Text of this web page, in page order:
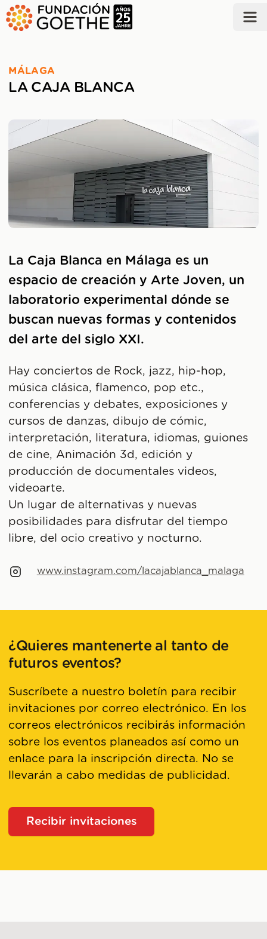
SALTAR AL CONTENIDO PRINCIPAL
MÁLAGA
LA CAJA BLANCA
La Caja Blanca en Málaga es un
espacio de creación y Arte Joven, un
laboratorio experimental dónde se
buscan nuevas formas y contenidos
del arte del siglo XXI.
Hay conciertos de Rock, jazz, hip-hop,
música clásica, flamenco, pop etc.,
conferencias y debates, exposiciones y
cursos de danzas, dibujo de cómic,
interpretación, literatura, idiomas, guiones
de cine, Animación 3d, edición y
producción de documentales videos,
videoarte.
Un lugar de alternativas y nuevas
posibilidades para disfrutar del tiempo
libre, del ocio creativo y nocturno.
www.instagram.com/lacajablanca_malaga
¿Quieres mantenerte al tanto de
futuros eventos?
Suscríbete a nuestro boletín para recibir
invitaciones por correo electrónico. En los
correos electrónicos recibirás información
sobre los eventos planeados así como un
enlace para la inscripción directa. No se
llevarán a cabo medidas de publicidad.
Recibir invitaciones